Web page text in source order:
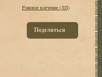
Роковое влечение (ЛП)
Поделиться